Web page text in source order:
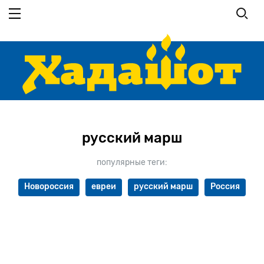
основному
русский марш
популярные теги:
Новороссия евреи русский марш Россия